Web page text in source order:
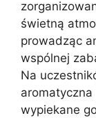
świetną
prowadząc
wspólnej
Na
wypiekane